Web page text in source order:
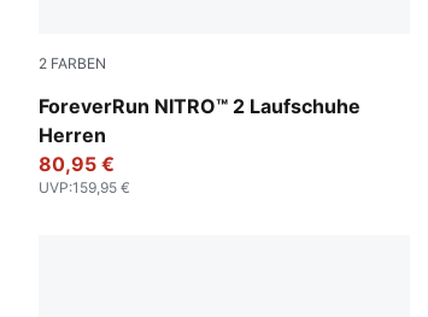
2 FARBEN
ForeverRun NITRO™ 2 Laufschuhe
Herren
Vibrant Silver-Apple Spritz
80,95 €
UVP:159,95 €